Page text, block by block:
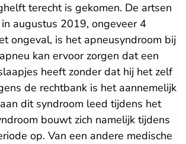
terecht is gekomen. De artsen
augustus 2019, ongeveer 4
ongeval, is het apneusyndroom bij
kan ervoor zorgen dat een
heeft zonder dat hij het zelf
de rechtbank is het aannemelijk
dit syndroom leed tijdens het
bouwt zich namelijk tijdens
op. Van een andere medische